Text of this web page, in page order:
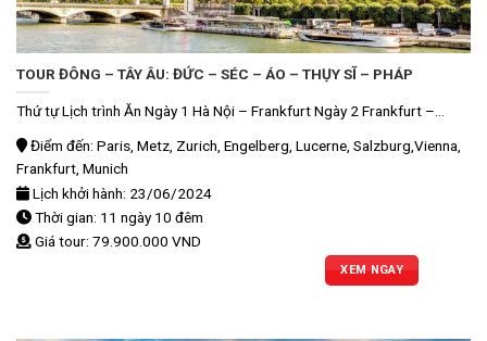
TOUR ĐÔNG – TÂY ÂU: ĐỨC – SÉC – ÁO – THỤY SĨ – PHÁP
Thứ tự Lịch trình Ăn Ngày 1 Hà Nội – Frankfurt Ngày 2 Frankfurt –...
Điểm đến: Paris, Metz, Zurich, Engelberg, Lucerne, Salzburg,Vienna,
Frankfurt, Munich
Lịch khởi hành: 23/06/2024
Thời gian: 11 ngày 10 đêm
Giá tour: 79.900.000 VND
XEM NGAY